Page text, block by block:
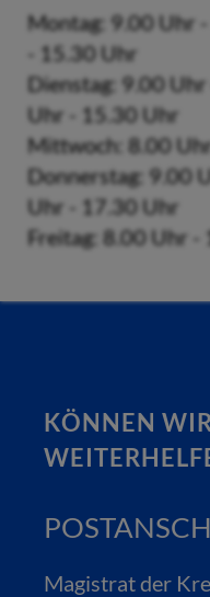
Montag: 9.00 Uhr
- 15.30 Uhr
Dienstag: 9.00
Uhr - 15.30 Uhr
Mittwoch: 8.00
Donnerstag: 9.00
Uhr - 17.30 Uhr
Freitag: 8.00 Uhr -
KÖNNEN
Magistrat der